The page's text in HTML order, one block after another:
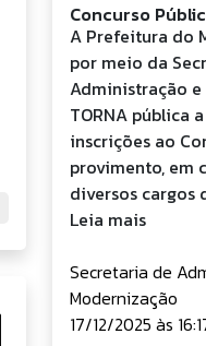
Concurso
A Prefeitura do
por meio da
Administração
TORNA pública
inscrições ao
provimento, em
diversos cargos
Leia mais
Secretaria de
Modernização
17/12/2025 às